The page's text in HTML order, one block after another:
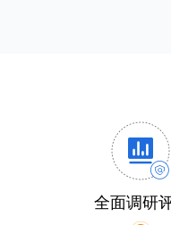
全面调研